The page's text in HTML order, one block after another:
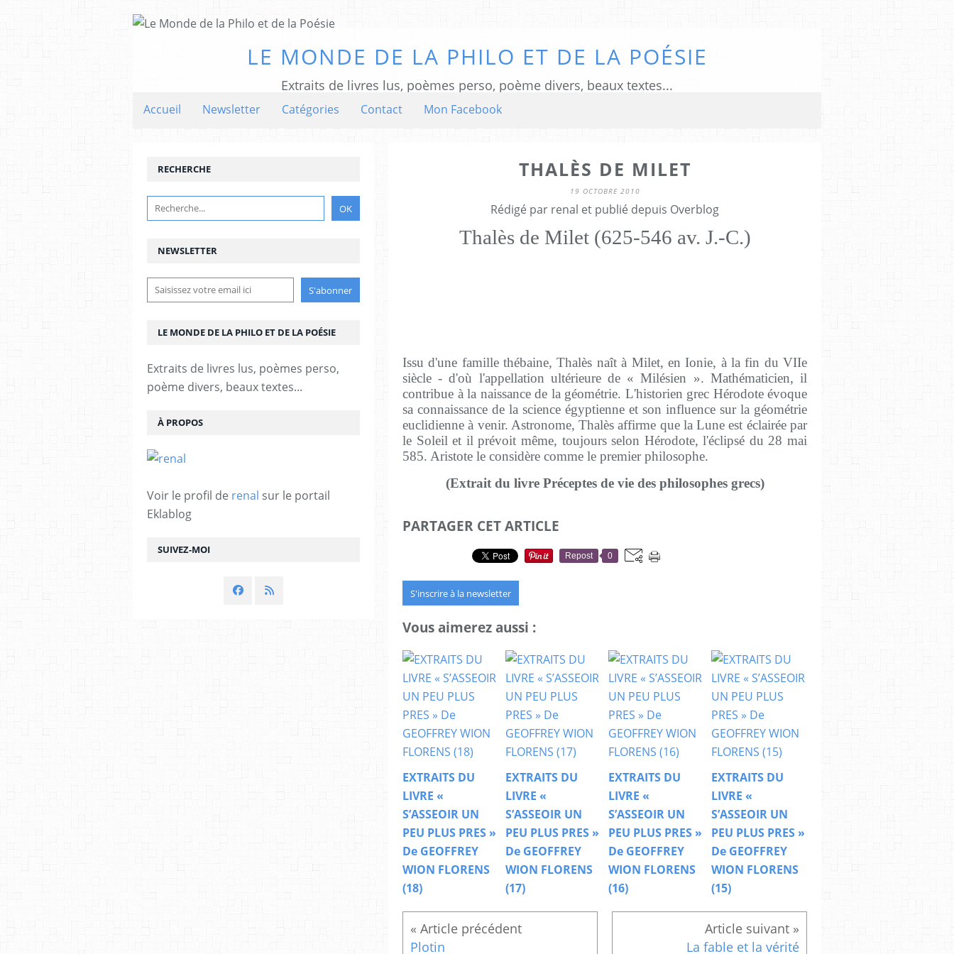
LE MONDE DE LA PHILO ET DE LA POÉSIE
Extraits de livres lus, poèmes perso, poème divers, beaux textes...
Accueil Newsletter Catégories Contact Mon Facebook
THALÈS DE MILET
19 OCTOBRE 2010
Rédigé par renal et publié depuis Overblog
Thalès de Milet (625-546 av. J.-C.)
Issu d'une famille thébaine, Thalès naît à Milet, en Ionie, à la fin du VIIe
siècle - d'où l'appellation ultérieure de « Milésien ». Mathématicien, il
contribue à la naissance de la géométrie. L'historien grec Hérodote évoque
sa connaissance de la science égyptienne et son influence sur la géométrie
euclidienne à venir. Astronome, Thalès affirme que la Lune est éclairée par
le Soleil et il prévoit même, toujours selon Hérodote, l'éclipsé du 28 mai
585. Aristote le considère comme le premier philosophe.
(Extrait du livre Préceptes de vie des philosophes grecs)
PARTAGER CET ARTICLE
Repost 0
S'inscrire à la newsletter
Vous aimerez aussi :
EXTRAITS DU
LIVRE «
S’ASSEOIR UN
PEU PLUS PRES »
De GEOFFREY
WION FLORENS
(18)
EXTRAITS DU
LIVRE «
S’ASSEOIR UN
PEU PLUS PRES »
De GEOFFREY
WION FLORENS
(17)
EXTRAITS DU
LIVRE «
S’ASSEOIR UN
PEU PLUS PRES »
De GEOFFREY
WION FLORENS
(16)
EXTRAITS DU
LIVRE «
S’ASSEOIR UN
PEU PLUS PRES »
De GEOFFREY
WION FLORENS
(15)
Plotin La fable et la vérité
NEWSLETTER
SUIVEZ-MOI
RECHERCHE
LE MONDE DE LA PHILO ET DE LA POÉSIE
Extraits de livres lus, poèmes perso,
poème divers, beaux textes...
À PROPOS
Voir le profil de renal sur le portail
Eklablog